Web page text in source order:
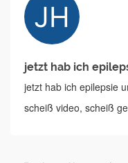
jetzt hab ich
jetzt hab ich epilepsie
scheiß video, scheiß